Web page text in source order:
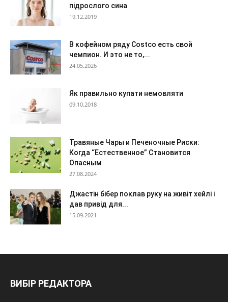
підрослого сина
19.12.2019
В кофейном ряду Costco есть свой
чемпион. И это не то,...
24.05.2026
Як правильно купати немовляти
09.10.2018
Травяные Чары и Печеночные Риски:
Когда “Естественное” Становится
Опасным
27.08.2024
Джастін бібер поклав руку на живіт хейлі і
дав привід для...
15.09.2021
ВИБІР РЕДАКТОРА